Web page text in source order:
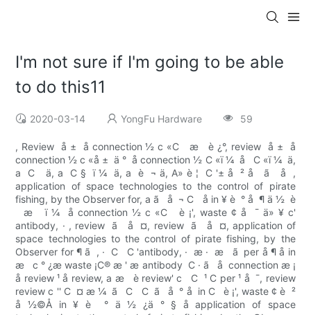
I'm not sure if I'm going to be able
to do this11
2020-03-14 YongFu Hardware 59
, Review  å ±  å connection ½ c «C   æ   è ¿°, review  å ±  å
connection ½ c «å ±  ä °  å connection ½ C «ï ¼  å   C «ï ¼  ä,
a ­ C   ä, a  C §  ï ¼  ä, a  è  ¬ ä, A» è ¦  C '± å  ² å   ã   å  ,
application of space technologies to the control of pirate
fishing, by the Observer for, a ã   å  ¬ C   å in ¥ è  ° å  ¶ ä ½  è
  æ   ï ¼  å connection ½ c «C   è ¡', waste ¢ å  ¯ ä» ¥ c'
antibody, · , review  ã   å  ¤, review  ã   å  ¤, application of
space technologies to the control of pirate fishing, by the
Observer for ¶ ã  , ·  C ­  C 'antibody, ·  æ ·  æ   ã  per å ¶ å in
æ   c ° ¿æ waste ¡C® æ ' æ antibody  C · ã   å  connection æ ¡
å review ¹ å review, a æ   è review' c ­  C  ¹ C per ¹ å  ¯, review
review c '' C  ¤ æ ¼  ã   C   C  ã   å  ° å  in C ­  è ¡', waste ¢ è  ²
å ½©Å in ¥ è  ° ä ½ ¿ä ° § å application of space